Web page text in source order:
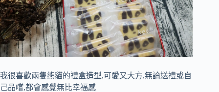
我很喜歡兩隻熊貓的禮盒造型,可愛又大方,無論送禮或自
己品嚐,都會感覺無比幸福感